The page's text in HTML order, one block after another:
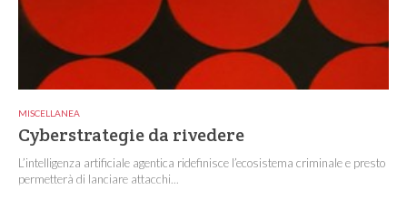
MISCELLANEA
Cyberstrategie da rivedere
L’intelligenza artificiale agentica ridefinisce l’ecosistema criminale e presto
permetterà di lanciare attacchi...